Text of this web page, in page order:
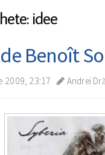
idee
Benoît
23:17 Andrei